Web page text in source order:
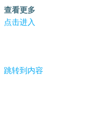
查看更多
点击进入
跳转到内容